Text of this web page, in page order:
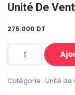
275.000 DT
quantité
Unité
Catégorie : Unité de